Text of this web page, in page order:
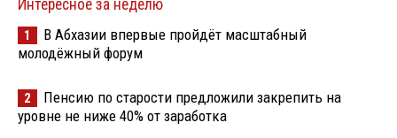
Интересное за неделю
1
В Абхазии впервые пройдёт масштабный
молодёжный форум
2
Пенсию по старости предложили закрепить на
уровне не ниже 40% от заработка